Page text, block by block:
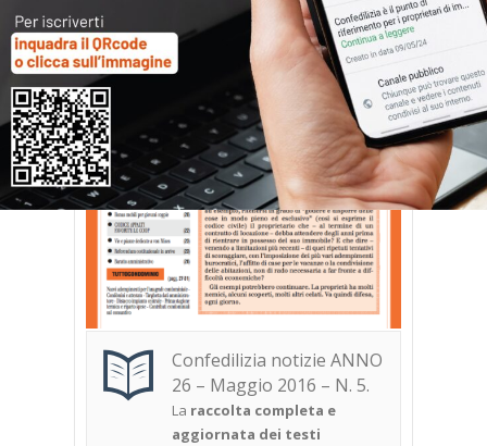
Confedilizia notizie ANNO
26 – Maggio 2016 – N. 5.
La raccolta completa e
aggiornata dei testi